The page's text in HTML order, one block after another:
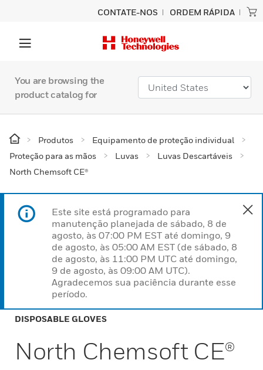
CONTATE-NOS ORDEM RÁPIDA
You are browsing the
product catalog for
Produtos
Equipamento de proteção individual
Proteção para as mãos
Luvas
Luvas Descartáveis
North Chemsoft CE®
Este site está programado para
manutenção planejada de sábado, 8 de
agosto, às 07:00 PM EST até domingo, 9
de agosto, às 05:00 AM EST (de sábado, 8
de agosto, às 11:00 PM UTC até domingo,
9 de agosto, às 09:00 AM UTC).
Agradecemos sua paciência durante esse
período.
DISPOSABLE GLOVES
North Chemsoft CE®